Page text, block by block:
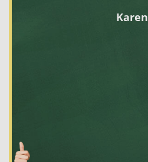
Karen